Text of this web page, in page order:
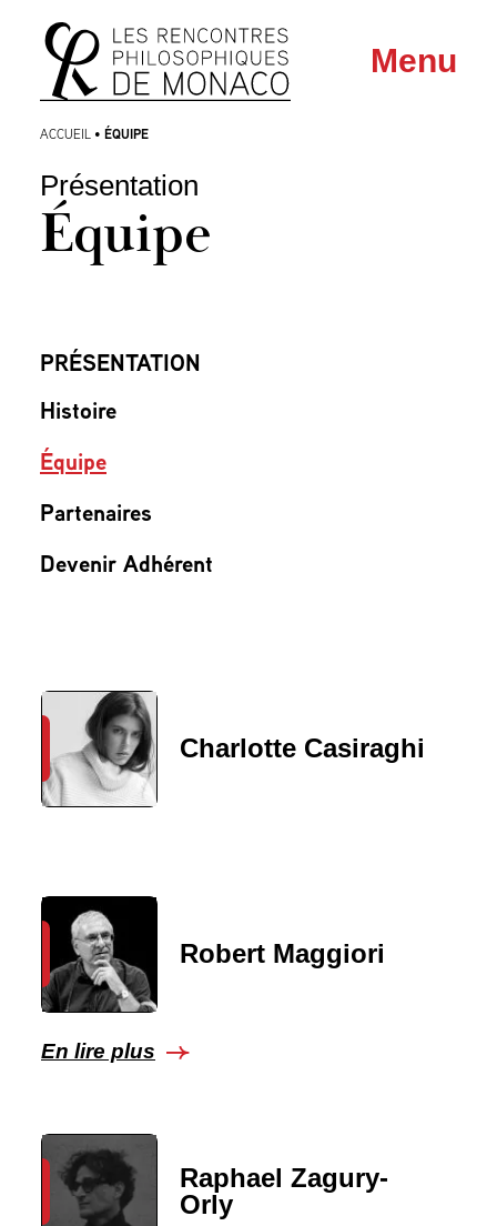
Aller
au
menu
Aller au
contenu
Menu
ACCUEIL • ÉQUIPE
Équipe
Présentation
PRÉSENTATION
Histoire
Équipe
Partenaires
Devenir Adhérent
Charlotte Casiraghi
Robert Maggiori
En lire plus
Raphael Zagury-
Orly